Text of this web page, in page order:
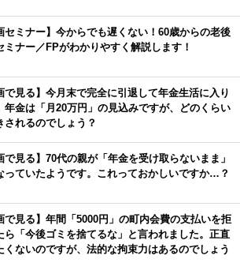
セミナー】今からでも遅くない！60歳からの老後
ミナー／FPがわかりやすく解説します！
で見る】今月末で完全に引退して年金生活に入り
年金は「月20万円」の見込みですが、どのくらい
されるのでしょう？
で見る】70代の親が「年金を受け取らないまま」
っていたようです。これっておかしいですか…？
で見る】年間「5000円」の町内会費の支払いを拒
ら「今後ゴミを捨てるな」と言われました。正直
くないのですが、法的な拘束力はあるのでしょう